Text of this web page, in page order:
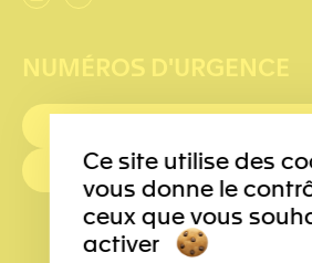
NUMÉROS D'URGENCE
POLICE: 117
Ce site utilise des
vous donne le
ceux que vous
activer